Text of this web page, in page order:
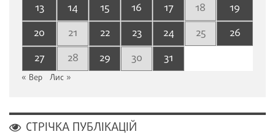
13
14 15 16 17 18
19
20
21 22 23 24 25
26
27
28 29 30 31
« Вер Лис »
СТРІЧКА ПУБЛІКАЦІЙ